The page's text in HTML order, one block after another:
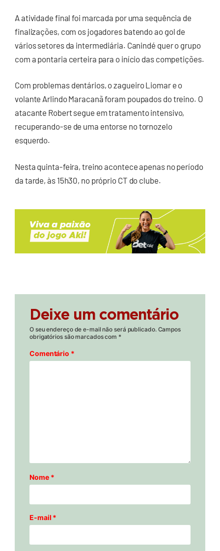
A atividade final foi marcada por uma sequência de
finalizações, com os jogadores batendo ao gol de
vários setores da intermediária. Canindé quer o grupo
com a pontaria certeira para o início das competições.
Com problemas dentários, o zagueiro Liomar e o
volante Arlindo Maracanã foram poupados do treino. O
atacante Robert segue em tratamento intensivo,
recuperando-se de uma entorse no tornozelo
esquerdo.
Nesta quinta-feira, treino acontece apenas no período
da tarde, às 15h30, no próprio CT do clube.
Deixe um comentário
O seu endereço de e-mail não será publicado. Campos
obrigatórios são marcados com *
Comentário *
Nome *
E-mail *